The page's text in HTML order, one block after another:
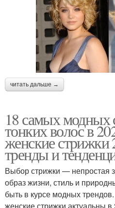
читать дальше →
18 самых модных
тонких волос в
женские стрижки
тренды и
Выбор стрижки — непростая
образ жизни, стиль и
быть в курсе модных